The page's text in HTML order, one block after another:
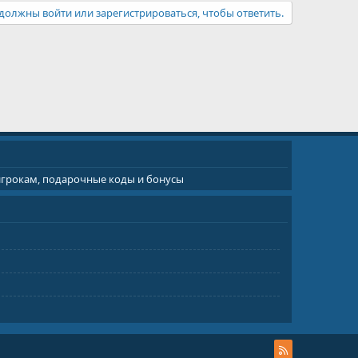
войти или зарегистрироваться, чтобы ответить.
подарочные коды и бонусы